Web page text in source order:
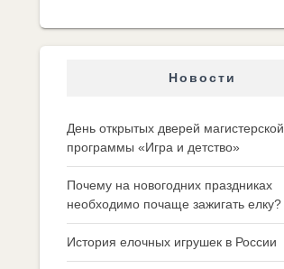
Новости
День открытых дверей магистерской
программы «Игра и детство»
Почему на новогодних праздниках
необходимо почаще зажигать елку?
История елочных игрушек в России